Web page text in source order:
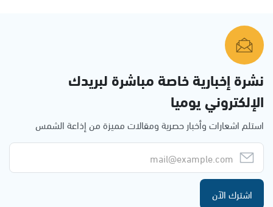
نشرة إخبارية خاصة مباشرة لبريدك
الإلكتروني يوميا
استلم اشعارات وأخبار حصرية ومقالات مميزة من إذاعة الشمس
اشترك الآن